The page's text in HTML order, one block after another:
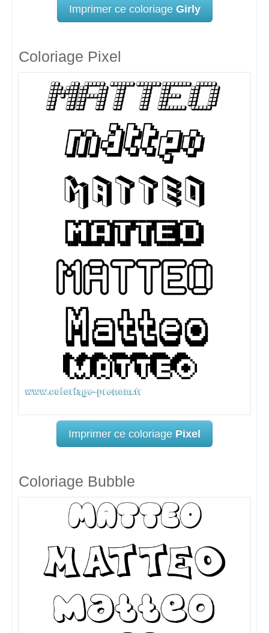
Imprimer ce coloriage Girly
Coloriage Pixel
Imprimer ce coloriage Pixel
Coloriage Bubble